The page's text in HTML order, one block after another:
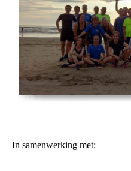
In samenwerking met: